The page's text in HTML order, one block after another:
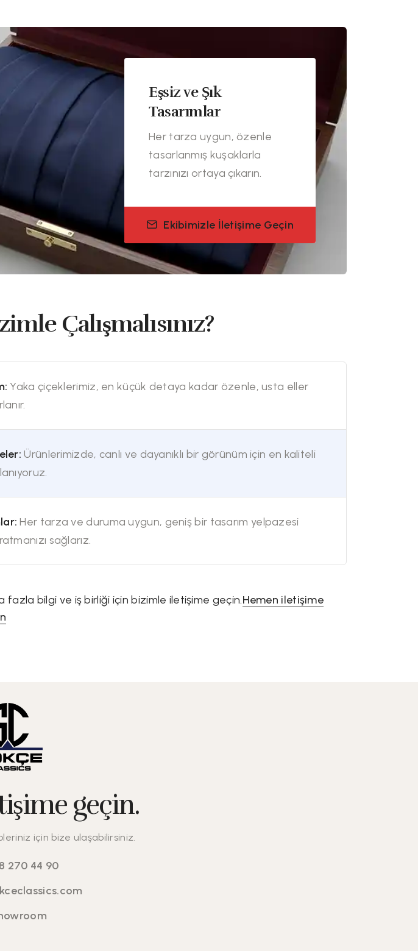
Eşsiz ve Şık
Tasarımlar
Her tarza uygun, özenle
tasarlanmış kuşaklarla
tarzınızı ortaya çıkarın.
Ekibimizle İletişime Geçin
Çalışmalısınız?
Yaka çiçeklerimiz, en küçük detaya kadar özenle, usta eller
Ürünlerimizde, canlı ve dayanıklı bir görünüm için en kaliteli
Her tarza ve duruma uygun, geniş bir tasarım yelpazesi
sağlarız.
fazla bilgi ve iş birliği için bizimle iletişime geçin.Hemen iletişime
geçin.
için bize ulaşabilirsiniz.
270 44 90